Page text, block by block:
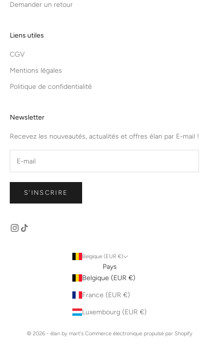
Demander un retour
Liens utiles
CGV
Mentions légales
Politique de confidentialité
Newsletter
Recevez les nouveautés, actualités et offres élan par E-mail !
S'INSCRIRE
Belgique (EUR €)
Pays
Belgique (EUR €)
France (EUR €)
Luxembourg (EUR €)
© 2026 - élan by mart's Commerce électronique propulsé par Shopify